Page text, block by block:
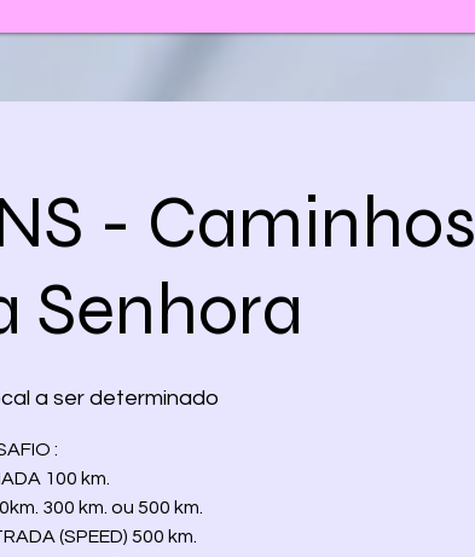
- Caminhos
Senhora
a ser determinado
:
100 km.
300 km. ou 500 km.
(SPEED) 500 km.